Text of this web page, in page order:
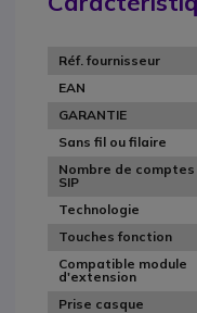
Réf. fournisseur
EAN
GARANTIE
Sans fil ou filaire
Nombre de comptes
SIP
Technologie
Touches fonction
Compatible module
d'extension
Prise casque